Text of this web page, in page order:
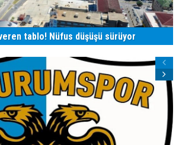
tablo! Nüfus düşüşü sürüyor